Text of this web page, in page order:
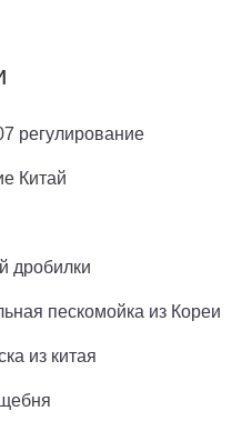
регулирование
Китай
дробилки
пескомойка из Кореи
из китая